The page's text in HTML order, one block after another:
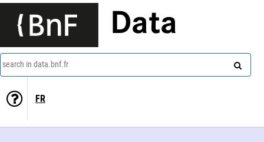
Data
search in data.bnf.fr
FR